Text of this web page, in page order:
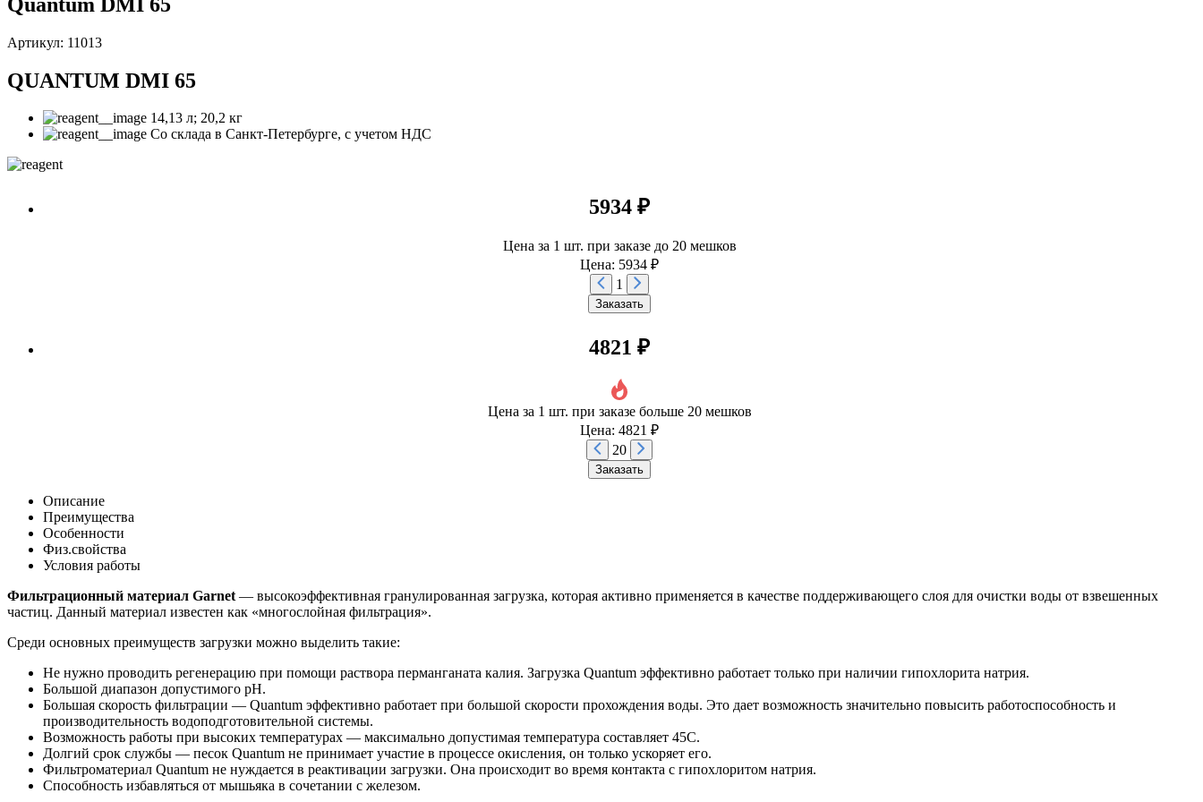
Артикул: 11013
QUANTUM DMI 65
14,13 л; 20,2 кг
Со склада в Санкт-Петербурге, с учетом НДС
5934 ₽
Цена за 1 шт. при заказе до 20 мешков
Цена: 5934 ₽
1
Заказать
4821 ₽
Цена за 1 шт. при заказе больше 20 мешков
Цена: 4821 ₽
20
Заказать
Описание
Преимущества
Особенности
Физ.свойства
Условия работы
Фильтрационный материал Garnet — высокоэффективная гранулированная загрузка, которая активно применяется в качестве поддерживающего слоя для очистки воды от взвешенных
частиц. Данный материал известен как «многослойная фильтрация».
Среди основных преимуществ загрузки можно выделить такие:
Не нужно проводить регенерацию при помощи раствора перманганата калия. Загрузка Quantum эффективно работает только при наличии гипохлорита натрия.
Большой диапазон допустимого рН.
Большая скорость фильтрации — Quantum эффективно работает при большой скорости прохождения воды. Это дает возможность значительно повысить работоспособность и
производительность водоподготовительной системы.
Возможность работы при высоких температурах — максимально допустимая температура составляет 45С.
Долгий срок службы — песок Quantum не принимает участие в процессе окисления, он только ускоряет его.
Фильтроматериал Quantum не нуждается в реактивации загрузки. Она происходит во время контакта с гипохлоритом натрия.
Способность избавляться от мышьяка в сочетании с железом.